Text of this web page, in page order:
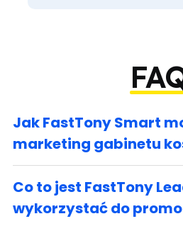
Jak FastTony Smart
marketing gabinetu
Co to jest FastTony
wykorzystać do